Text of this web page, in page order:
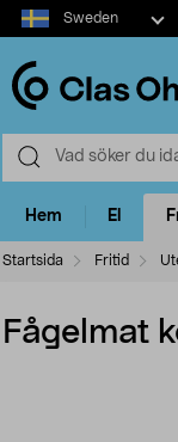
Select
market
Sweden
Hem El
Startsida Fritid
Fågelmat